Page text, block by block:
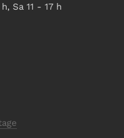
Sa 11 - 17 h